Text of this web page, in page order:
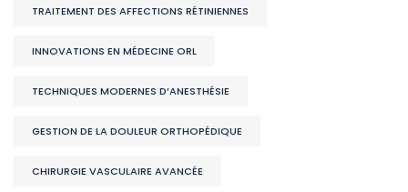
TRAITEMENT DES AFFECTIONS RÉTINIENNES
INNOVATIONS EN MÉDECINE ORL
TECHNIQUES MODERNES D’ANESTHÉSIE
GESTION DE LA DOULEUR ORTHOPÉDIQUE
CHIRURGIE VASCULAIRE AVANCÉE